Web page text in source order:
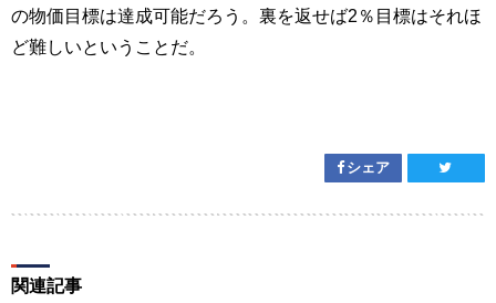
の物価目標は達成可能だろう。裏を返せば2％目標はそれほ
ど難しいということだ。
シェア
関連記事